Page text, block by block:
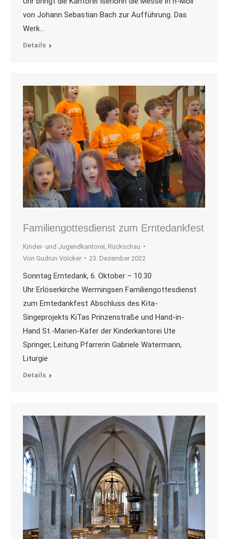
von Johann Sebastian Bach zur Aufführung. Das
Werk…
Details
Familiengottesdienst zum Erntedankfest
Kinder- und Jugendkantorei Rückschau
Von Gudrun Völcker 23. Dezember 2022
Sonntag Erntedank, 6. Oktober – 10.30
Uhr Erlöserkirche Wermingsen Familiengottesdienst
zum Erntedankfest Abschluss des Kita-
Singeprojekts KiTas Prinzenstraße und Hand-in-
Hand St.-Marien-Käfer der Kinderkantorei Ute
Springer, Leitung Pfarrerin Gabriele Watermann,
Liturgie
Details